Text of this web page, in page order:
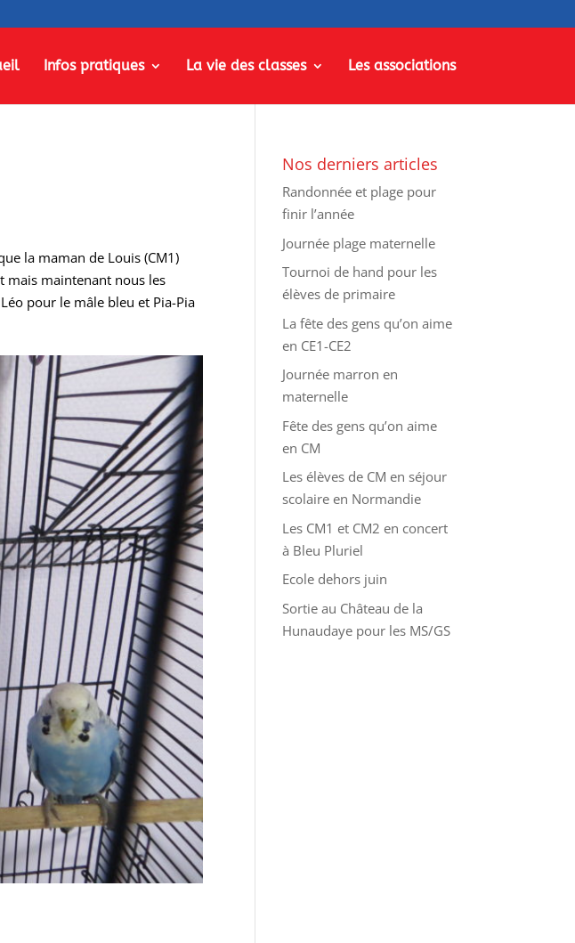
Infos pratiques La vie des classes Les associations
la maman de Louis (CM1)
mais maintenant nous les
pour le mâle bleu et Pia-Pia
Nos derniers articles
Randonnée et plage pour
finir l’année
Journée plage maternelle
Tournoi de hand pour les
élèves de primaire
La fête des gens qu’on aime
en CE1-CE2
Journée marron en
maternelle
Fête des gens qu’on aime
en CM
Les élèves de CM en séjour
scolaire en Normandie
Les CM1 et CM2 en concert
à Bleu Pluriel
Ecole dehors juin
Sortie au Château de la
Hunaudaye pour les MS/GS